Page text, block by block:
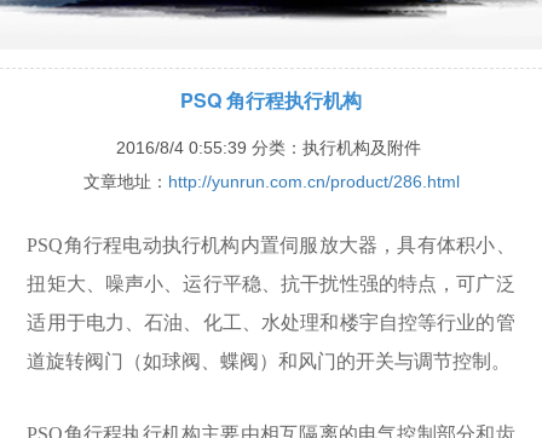
PSQ 角行程执行机构
2016/8/4 0:55:39 分类：执行机构及附件
文章地址： http://yunrun.com.cn/product/286.html
PSQ角行程电动执行机构内置伺服放大器，具有体积小、
扭矩大、噪声小、运行平稳、抗干扰性强的特点，可广泛
适用于电力、石油、化工、水处理和楼宇自控等行业的管
道旋转阀门（如球阀、蝶阀）和风门的开关与调节控制。